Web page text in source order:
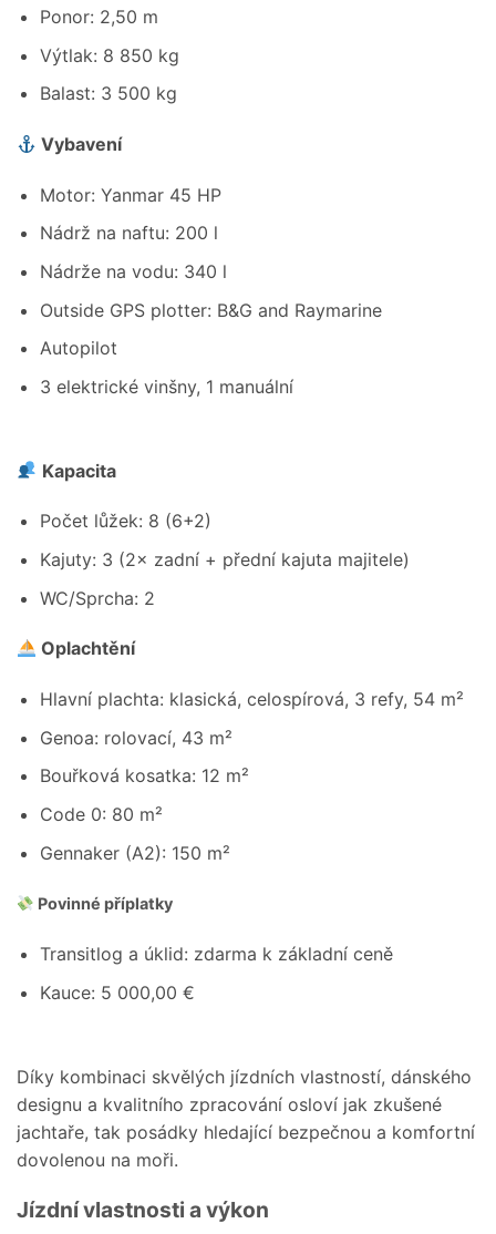
Ponor: 2,50 m
Výtlak: 8 850 kg
Balast: 3 500 kg
Vybavení
Motor: Yanmar 45 HP
Nádrž na naftu: 200 l
Nádrže na vodu: 340 l
Outside GPS plotter: B&G and Raymarine
Autopilot
3 elektrické vinšny, 1 manuální
Kapacita
Počet lůžek: 8 (6+2)
Kajuty: 3 (2× zadní + přední kajuta majitele)
WC/Sprcha: 2
Oplachtění
Hlavní plachta: klasická, celospírová, 3 refy, 54 m²
Genoa: rolovací, 43 m²
Bouřková kosatka: 12 m²
Code 0: 80 m²
Gennaker (A2): 150 m²
Povinné příplatky
Transitlog a úklid: zdarma k základní ceně
Kauce: 5 000,00 €
Díky kombinaci skvělých jízdních vlastností, dánského
designu a kvalitního zpracování osloví jak zkušené
jachtaře, tak posádky hledající bezpečnou a komfortní
dovolenou na moři.
Jízdní vlastnosti a výkon